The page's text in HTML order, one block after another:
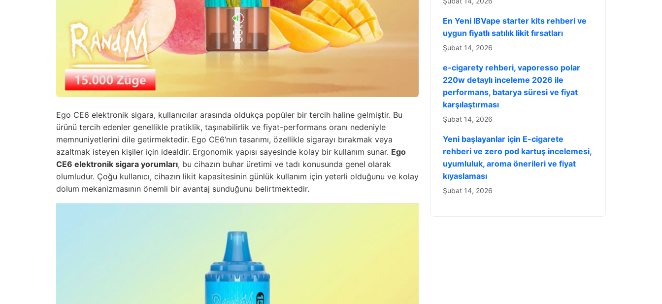
Ego CE6 elektronik sigara, kullanıcılar arasında oldukça popüler bir tercih haline gelmiştir. Bu
ürünü tercih edenler genellikle pratiklik, taşınabilirlik ve fiyat-performans oranı nedeniyle
memnuniyetlerini dile getirmektedir. Ego CE6’nın tasarımı, özellikle sigarayı bırakmak veya
azaltmak isteyen kişiler için idealdir. Ergonomik yapısı sayesinde kolay bir kullanım sunar. Ego
CE6 elektronik sigara yorumları, bu cihazın buhar üretimi ve tadı konusunda genel olarak
olumludur. Çoğu kullanıcı, cihazın likit kapasitesinin günlük kullanım için yeterli olduğunu ve kolay
dolum mekanizmasının önemli bir avantaj sunduğunu belirtmektedir.
En Yeni IBVape starter kits rehberi ve
uygun fiyatlı satılık likit fırsatları
Şubat 14, 2026
e-cigarety rehberi, vaporesso polar
220w detaylı inceleme 2026 ile
performans, batarya süresi ve fiyat
karşılaştırması
Şubat 14, 2026
Yeni başlayanlar için E-cigarete
rehberi ve zero pod kartuş incelemesi,
uyumluluk, aroma önerileri ve fiyat
kıyaslaması
Şubat 14, 2026